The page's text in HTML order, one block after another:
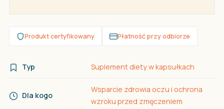
Produkt certyfikowany Płatność przy odbiorze
Typ Suplement diety w kapsułkach
Dla kogo
Wsparcie zdrowia oczu i ochrona
wzroku przed zmęczeniem